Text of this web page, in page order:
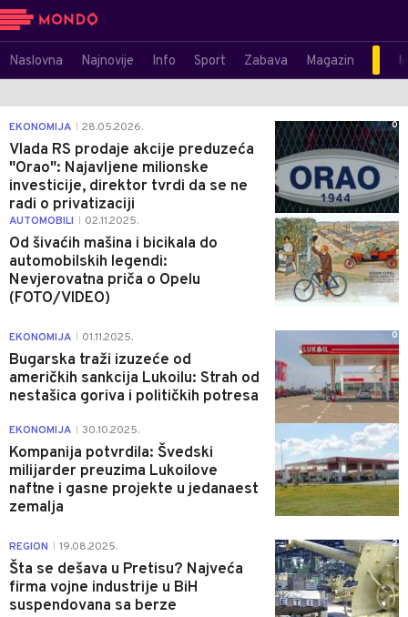
Naslovna Najnovije Info Sport Zabava Magazin
EKONOMIJA 28.05.2026.
Vlada RS prodaje akcije preduzeća
"Orao": Najavljene milionske
investicije, direktor tvrdi da se ne
radi o privatizaciji
0
AUTOMOBILI 02.11.2025.
Od šivaćih mašina i bicikala do
automobilskih legendi:
Nevjerovatna priča o Opelu
(FOTO/VIDEO)
0
EKONOMIJA 01.11.2025.
Bugarska traži izuzeće od
američkih sankcija Lukoilu: Strah od
nestašica goriva i političkih potresa
0
EKONOMIJA 30.10.2025.
Kompanija potvrdila: Švedski
milijarder preuzima Lukoilove
naftne i gasne projekte u jedanaest
zemalja
0
REGION 19.08.2025.
Šta se dešava u Pretisu? Najveća
firma vojne industrije u BiH
suspendovana sa berze
2